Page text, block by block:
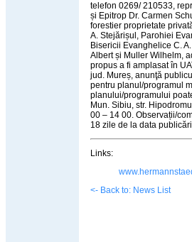
telefon 0269/ 210533,
și Epitrop Dr. Carmen
forestier proprietate
A. Stejărișul, Parohiei
Bisericii Evanghelice C.
Albert și Muller Wilhelm,
propus a fi amplasat în
jud. Mureș, anunţă
pentru planul/programul
planului/programului
Mun. Sibiu, str.
00 – 14 00. Observații/
18 zile de la data
Links:
<- Back to: News List